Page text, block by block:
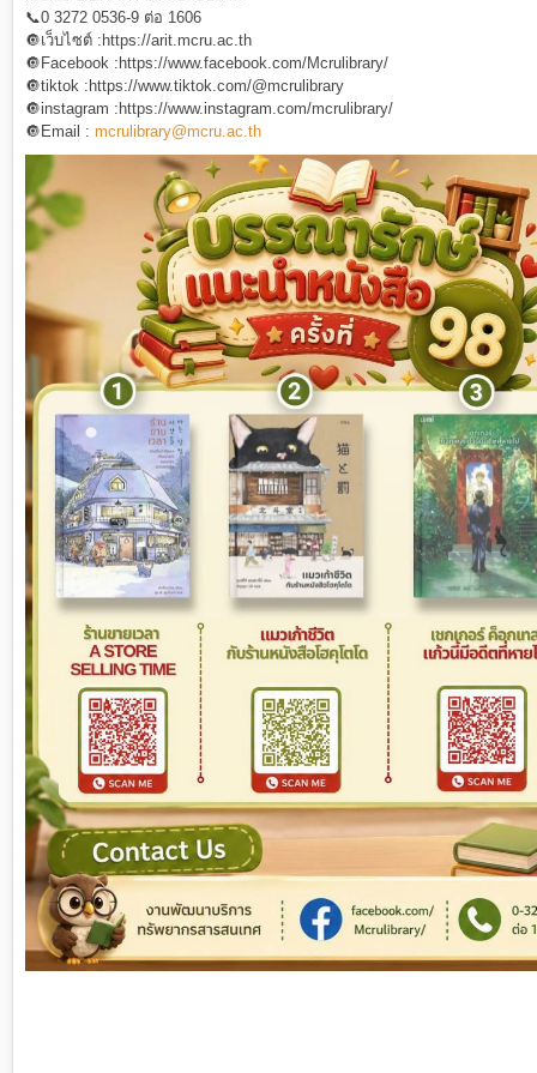
📞0 3272 0536-9 ต่อ 1606
🔘เว็บไซต์ :https://arit.mcru.ac.th
🔘Facebook :https://www.facebook.com/Mcrulibrary/
🔘tiktok :https://www.tiktok.com/@mcrulibrary
🔘instagram :https://www.instagram.com/mcrulibrary/
🔘Email : mcrulibrary@mcru.ac.th